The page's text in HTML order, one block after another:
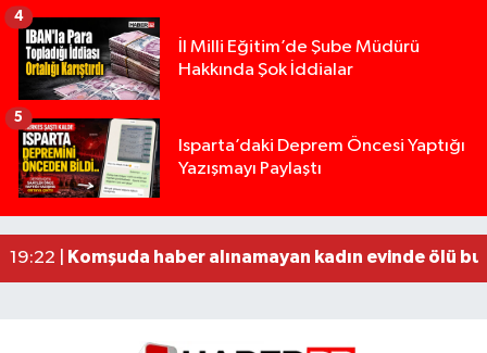
İl Milli Eğitim’de Şube Müdürü
Hakkında Şok İddialar
4
Isparta’daki Deprem Öncesi Yaptığı
Yazışmayı Paylaştı
5
13:00 |Yığılca'da kardeşler arasındaki silahlı kavgada
12:48 |Tur teknesi çalışanlarının birbirine girdiği kavga
02:26 |MOTOSİKLETLE ÇARPIŞAN OTOMOBİL GÜL
19:22 |
Komşuda haber alınamayan kadın evinde ölü